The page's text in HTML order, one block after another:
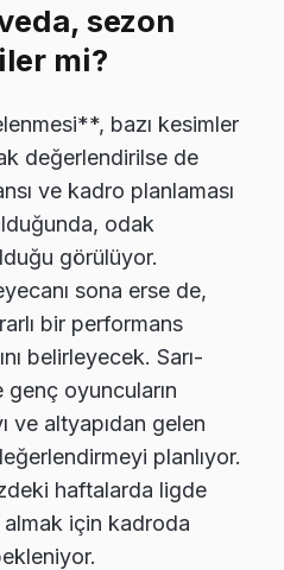
sezon
mi?
bazı kesimler
değerlendirilse de
ve kadro planlaması
odak
görülüyor.
sona erse de,
bir performans
belirleyecek. Sarı-
genç oyuncuların
ve altyapıdan gelen
planlıyor.
haftalarda ligde
almak için kadroda